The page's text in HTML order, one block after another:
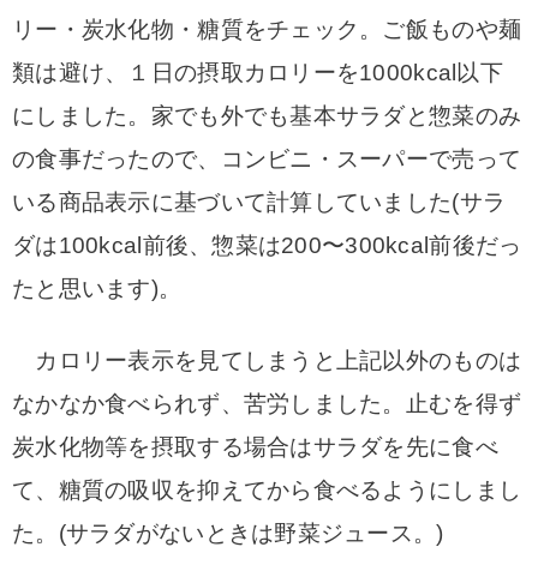
リー・炭水化物・糖質をチェック。ご飯ものや麺
類は避け、１日の摂取カロリーを1000kcal以下
にしました。家でも外でも基本サラダと惣菜のみ
の食事だったので、コンビニ・スーパーで売って
いる商品表示に基づいて計算していました(サラ
ダは100kcal前後、惣菜は200〜300kcal前後だっ
たと思います)。
カロリー表示を見てしまうと上記以外のものは
なかなか食べられず、苦労しました。
止むを得ず
炭水化物等を摂取する場合はサラダを先に食べ
て、糖質の吸収を抑えてから食べるようにしまし
た。(サラダがないときは野菜ジュース。)